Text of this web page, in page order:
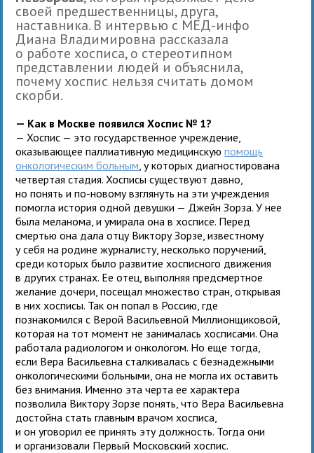
своей предшественницы, друга,
наставника. В интервью с МЕД-инфо
Диана Владимировна рассказала
о работе хосписа, о стереотипном
представлении людей и объяснила,
почему хоспис нельзя считать домом
скорби.
— Как в Москве появился Хоспис № 1?
— Хоспис — это государственное учреждение,
оказывающее паллиативную медицинскуюпомощь
онкологическим больным , у которых диагностирована
четвертая стадия. Хосписы существуют давно,
но понять и по-новому взглянуть на эти учреждения
помогла история одной девушки — Джейн Зорза. У нее
была меланома, и умирала она в хосписе. Перед
смертью она дала отцу Виктору Зорзе, известному
у себя на родине журналисту, несколько поручений,
среди которых было развитие хосписного движения
в других странах. Ее отец, выполняя предсмертное
желание дочери, посещал множество стран, открывая
в них хосписы. Так он попал в Россию, где
познакомился с Верой Васильевной Миллионщиковой,
которая на тот момент не занималась хосписами. Она
работала радиологом и онкологом. Но еще тогда,
если Вера Васильевна сталкивалась с безнадежными
онкологическими больными, она не могла их оставить
без внимания. Именно эта черта ее характера
позволила Виктору Зорзе понять, что Вера Васильевна
достойна стать главным врачом хосписа,
и он уговорил ее принять эту должность. Тогда они
и организовали Первый Московский хоспис.